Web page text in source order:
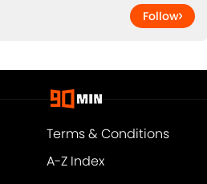
Follow
Terms & Conditions
A-Z Index